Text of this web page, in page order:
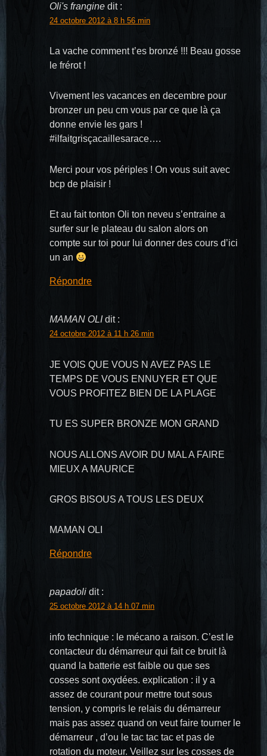
Oli's frangine dit :
24 octobre 2012 à 8 h 56 min
La vache comment t’es bronzé !!! Beau gosse
le frérot !
Vivement les vacances en decembre pour
bronzer un peu cm vous par ce que là ça
donne envie les gars !
#ilfaitgrisçacaillesarace….
Merci pour vos périples ! On vous suit avec
bcp de plaisir !
Et au fait tonton Oli ton neveu s’entraine a
surfer sur le plateau du salon alors on
compte sur toi pour lui donner des cours d’ici
un an
Répondre
MAMAN OLI dit :
24 octobre 2012 à 11 h 26 min
JE VOIS QUE VOUS N AVEZ PAS LE
TEMPS DE VOUS ENNUYER ET QUE
VOUS PROFITEZ BIEN DE LA PLAGE
TU ES SUPER BRONZE MON GRAND
NOUS ALLONS AVOIR DU MAL A FAIRE
MIEUX A MAURICE
GROS BISOUS A TOUS LES DEUX
MAMAN OLI
Répondre
papadoli dit :
25 octobre 2012 à 14 h 07 min
info technique : le mécano a raison. C’est le
contacteur du démarreur qui fait ce bruit là
quand la batterie est faible ou que ses
cosses sont oxydées. explication : il y a
assez de courant pour mettre tout sous
tension, y compris le relais du démarreur
mais pas assez quand on veut faire tourner le
démarreur , d’ou le tac tac tac et pas de
rotation du moteur. Veillez sur les cosses de